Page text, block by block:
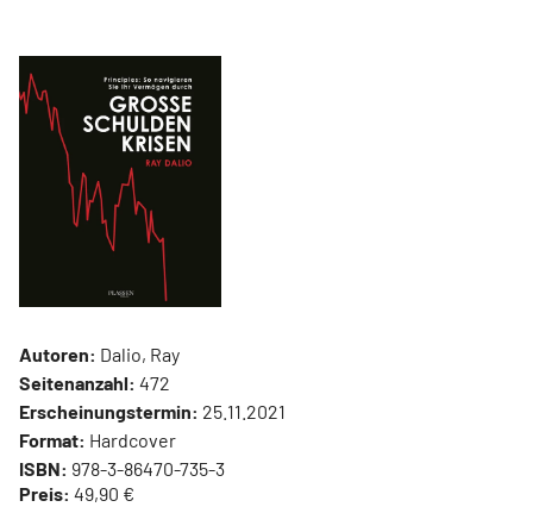
Autoren: Dalio, Ray
Seitenanzahl: 472
Erscheinungstermin: 25.11.2021
Format: Hardcover
ISBN: 978-3-86470-735-3
Preis: 49,90 €